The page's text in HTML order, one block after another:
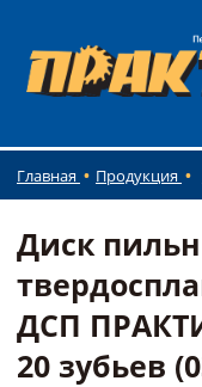
Главная Продукция
Диск
ДСП
20 зубьев